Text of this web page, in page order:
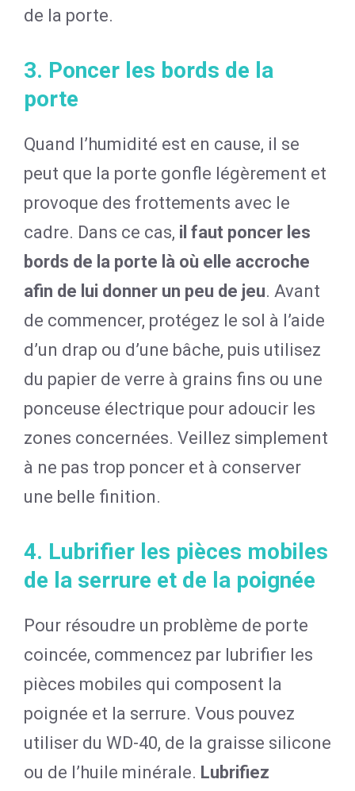
de la porte.
3. Poncer les bords de la
porte
Quand l’humidité est en cause, il se
peut que la porte gonfle légèrement et
provoque des frottements avec le
cadre. Dans ce cas, il faut poncer les
bords de la porte là où elle accroche
afin de lui donner un peu de jeu. Avant
de commencer, protégez le sol à l’aide
d’un drap ou d’une bâche, puis utilisez
du papier de verre à grains fins ou une
ponceuse électrique pour adoucir les
zones concernées. Veillez simplement
à ne pas trop poncer et à conserver
une belle finition.
4. Lubrifier les pièces mobiles
de la serrure et de la poignée
Pour résoudre un problème de porte
coincée, commencez par lubrifier les
pièces mobiles qui composent la
poignée et la serrure. Vous pouvez
utiliser du WD-40, de la graisse silicone
ou de l’huile minérale. Lubrifiez